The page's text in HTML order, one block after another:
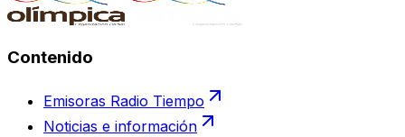
Contenido
Emisoras Radio Tiempo
Noticias e información